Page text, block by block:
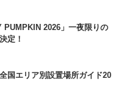
PUMPKIN 2026」一夜限りの
定！
国エリア別設置場所ガイド20